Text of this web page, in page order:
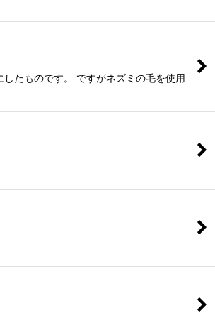
たものです。 ですがネズミの毛を使用